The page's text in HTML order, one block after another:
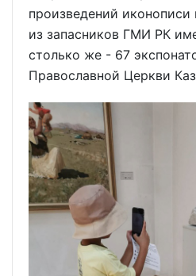
произведений иконописи
из запасников ГМИ РК
столько же - 67
Православной Церкви